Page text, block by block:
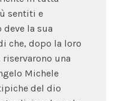
sentiti e
la sua
che, dopo la loro
una
Michele
del dio